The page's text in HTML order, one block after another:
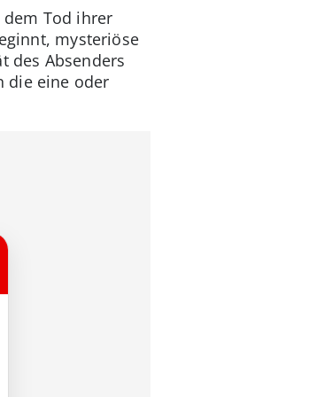
dem Tod ihrer
mysteriöse
des Absenders
die eine oder